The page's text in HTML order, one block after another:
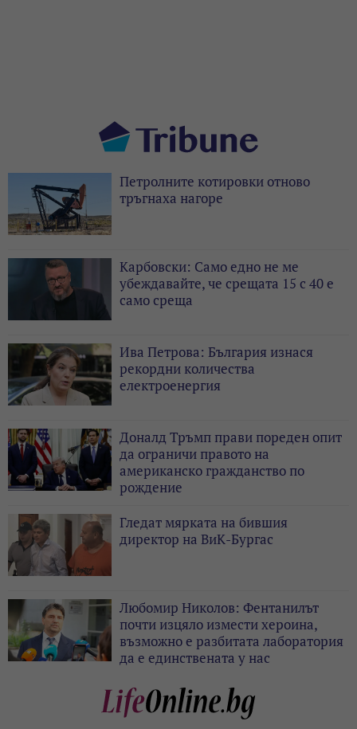
Петролните котировки отново
тръгнаха нагоре
Карбовски: Само едно не ме
убеждавайте, че срещата 15 с 40 е
само среща
Ива Петрова: България изнася
рекордни количества
електроенергия
Доналд Тръмп прави пореден опит
да ограничи правото на
американско гражданство по
рождение
Гледат мярката на бившия
директор на ВиК-Бургас
Любомир Николов: Фентанилът
почти изцяло измести хероина,
възможно е разбитата лаборатория
да е единствената у нас